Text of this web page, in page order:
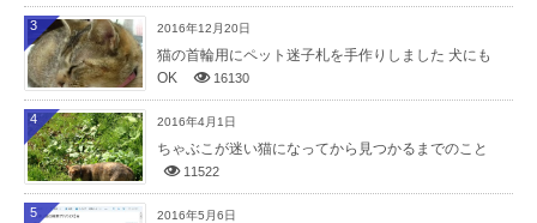
2016年12月20日
猫の首輪用にペット迷子札を手作りしました 犬にも
OK
16130
3
2016年4月1日
ちゃぶこが迷い猫になってから見つかるまでのこと
11522
4
2016年5月6日
5